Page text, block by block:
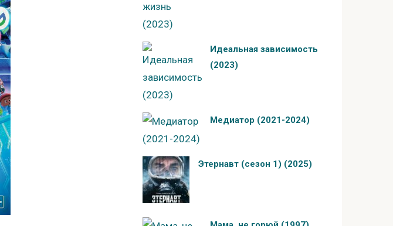
Идеальная зависимость
(2023)
Медиатор (2021-2024)
Этернавт (сезон 1) (2025)